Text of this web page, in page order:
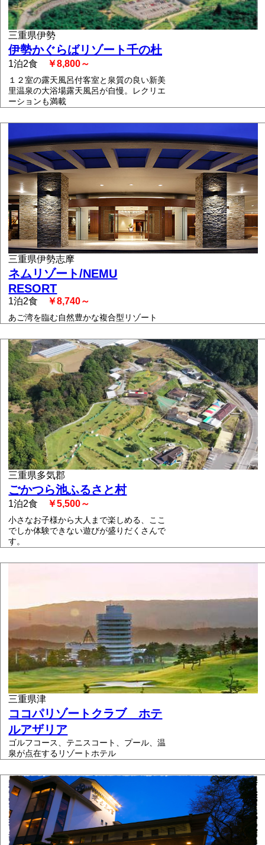
三重県伊勢
伊勢かぐらばリゾート千の杜
1泊2食 ￥8,800～
１２室の露天風呂付客室と泉質の良い新美
里温泉の大浴場露天風呂が自慢。レクリエ
ーションも満載
三重県伊勢志摩
ネムリゾート/NEMU
RESORT
1泊2食 ￥8,740～
あご湾を臨む自然豊かな複合型リゾート
三重県多気郡
ごかつら池ふるさと村
1泊2食 ￥5,500～
小さなお子様から大人まで楽しめる、ここ
でしか体験できない遊びが盛りだくさんで
す。
三重県津
ココパリゾートクラブ ホテ
ルアザリア
ゴルフコース、テニスコート、プール、温
泉が点在するリゾートホテル